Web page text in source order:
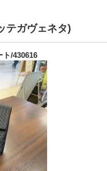
テガヴェネタ)
ト/430616